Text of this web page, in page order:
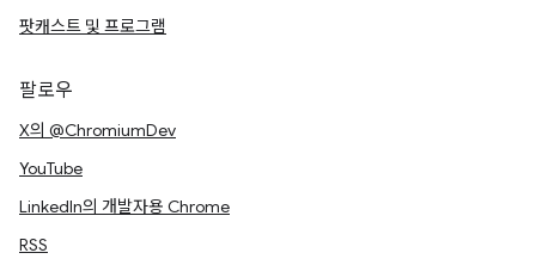
팟캐스트 및 프로그램
팔로우
X의 @ChromiumDev
YouTube
LinkedIn의 개발자용 Chrome
RSS